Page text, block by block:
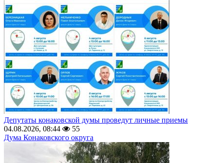
Депутаты конаковской думы проведут личные приемы
04.08.2026, 08:44
55
Дума Конаковского округа